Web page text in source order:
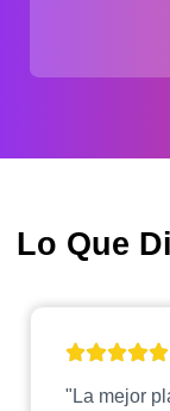
Lo Que
"La mejor